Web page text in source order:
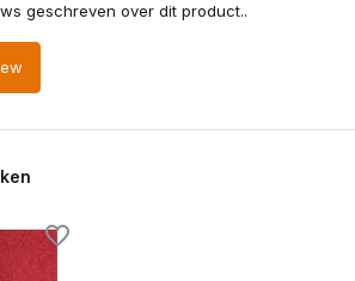
geschreven over dit product..